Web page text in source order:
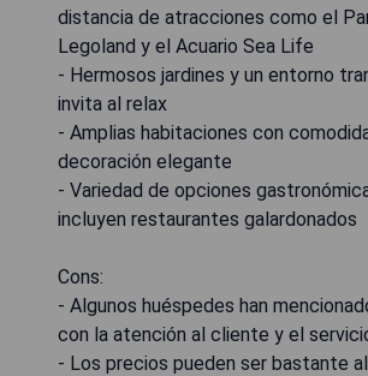
distancia de atracciones como el
Legoland y el Acuario Sea Life
- Hermosos jardines y un entorno
invita al relax
- Amplias habitaciones con
decoración elegante
- Variedad de opciones
incluyen restaurantes galardonados
Cons:
- Algunos huéspedes han
con la atención al cliente y el
- Los precios pueden ser bastante